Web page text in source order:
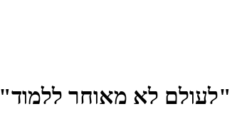
"לעולם לא מאוחר ללמוד"